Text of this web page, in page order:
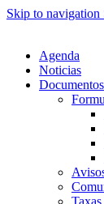
Skip to navigation
Agenda
Noticias
Documentos
Taxas